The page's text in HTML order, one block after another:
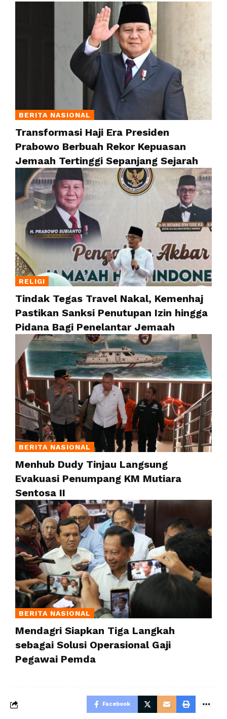
BERITA NASIONAL
Transformasi Haji Era Presiden
Prabowo Berbuah Rekor Kepuasan
Jemaah Tertinggi Sepanjang Sejarah
RELIGI
Tindak Tegas Travel Nakal, Kemenhaj
Pastikan Sanksi Penutupan Izin hingga
Pidana Bagi Penelantar Jemaah
BERITA NASIONAL
Menhub Dudy Tinjau Langsung
Evakuasi Penumpang KM Mutiara
Sentosa II
BERITA NASIONAL
Mendagri Siapkan Tiga Langkah
sebagai Solusi Operasional Gaji
Pegawai Pemda
Facebook